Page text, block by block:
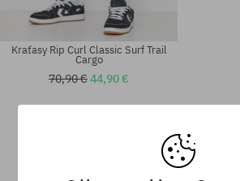
Kraťasy Rip Curl Classic Surf Trail
Cargo
70,90 €44,90 €